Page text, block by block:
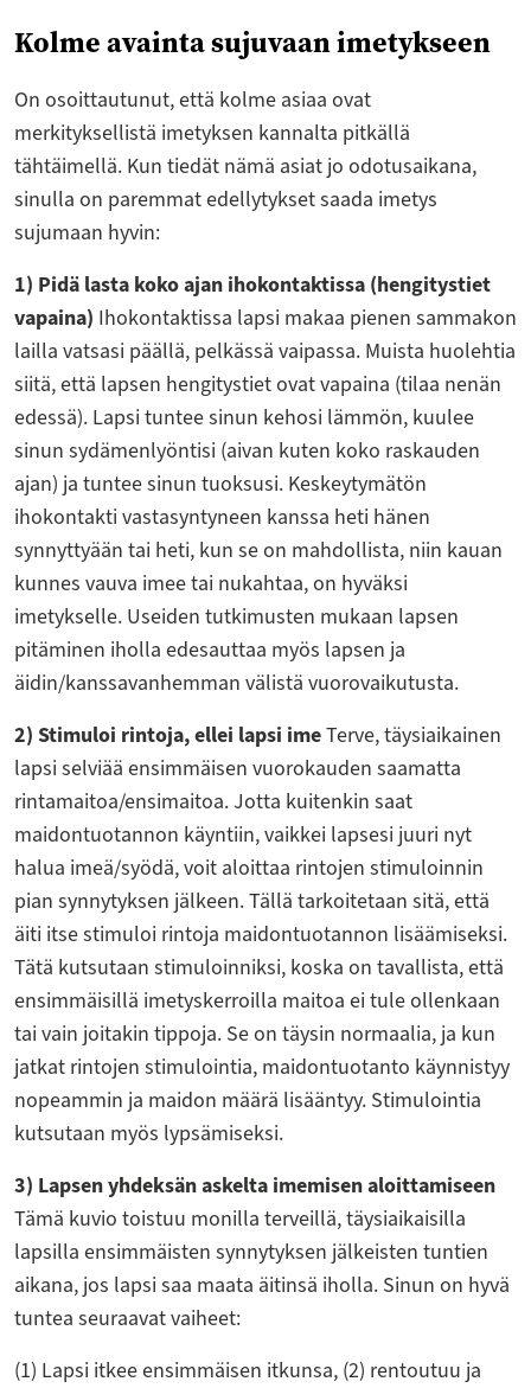
Kolme avainta sujuvaan imetykseen
On osoittautunut, että kolme asiaa ovat
merkityksellistä imetyksen kannalta pitkällä
tähtäimellä. Kun tiedät nämä asiat jo odotusaikana,
sinulla on paremmat edellytykset saada imetys
sujumaan hyvin:
1) Pidä lasta koko ajan ihokontaktissa (hengitystiet
vapaina) Ihokontaktissa lapsi makaa pienen sammakon
lailla vatsasi päällä, pelkässä vaipassa. Muista huolehtia
siitä, että lapsen hengitystiet ovat vapaina (tilaa nenän
edessä). Lapsi tuntee sinun kehosi lämmön, kuulee
sinun sydämenlyöntisi (aivan kuten koko raskauden
ajan) ja tuntee sinun tuoksusi. Keskeytymätön
ihokontakti vastasyntyneen kanssa heti hänen
synnyttyään tai heti, kun se on mahdollista, niin kauan
kunnes vauva imee tai nukahtaa, on hyväksi
imetykselle. Useiden tutkimusten mukaan lapsen
pitäminen iholla edesauttaa myös lapsen ja
äidin/kanssavanhemman välistä vuorovaikutusta.
2) Stimuloi rintoja, ellei lapsi imeTerve, täysiaikainen
lapsi selviää ensimmäisen vuorokauden saamatta
rintamaitoa/ensimaitoa. Jotta kuitenkin saat
maidontuotannon käyntiin, vaikkei lapsesi juuri nyt
halua imeä/syödä, voit aloittaa rintojen stimuloinnin
pian synnytyksen jälkeen. Tällä tarkoitetaan sitä, että
äiti itse stimuloi rintoja maidontuotannon lisäämiseksi.
Tätä kutsutaan stimuloinniksi, koska on tavallista, että
ensimmäisillä imetyskerroilla maitoa ei tule ollenkaan
tai vain joitakin tippoja. Se on täysin normaalia, ja kun
jatkat rintojen stimulointia, maidontuotanto käynnistyy
nopeammin ja maidon määrä lisääntyy. Stimulointia
kutsutaan myös lypsämiseksi.
3) Lapsen yhdeksän askelta imemisen aloittamiseen
Tämä kuvio toistuu monilla terveillä, täysiaikaisilla
lapsilla ensimmäisten synnytyksen jälkeisten tuntien
aikana, jos lapsi saa maata äitinsä iholla. Sinun on hyvä
tuntea seuraavat vaiheet:
(1) Lapsi itkee ensimmäisen itkunsa, (2) rentoutuu ja